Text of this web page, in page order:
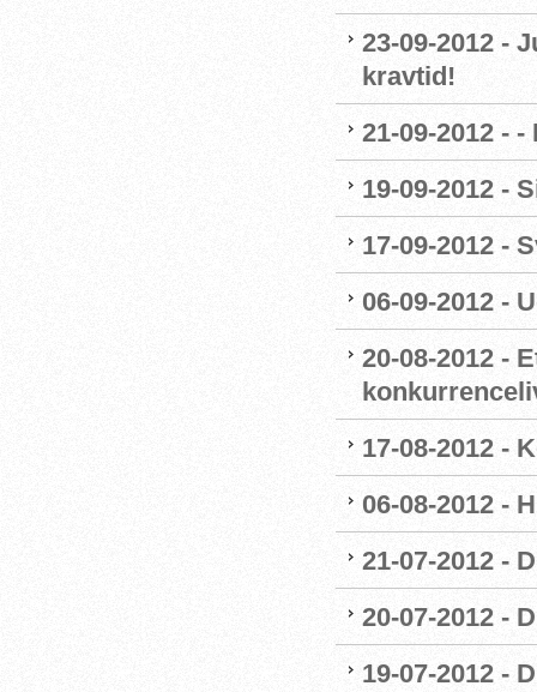
23-09-2012 -
kravtid!
21-09-2012 -
19-09-2012 -
17-09-2012 -
06-09-2012 -
20-08-2012 -
17-08-2012 -
06-08-2012 -
21-07-2012 -
20-07-2012 -
19-07-2012 -